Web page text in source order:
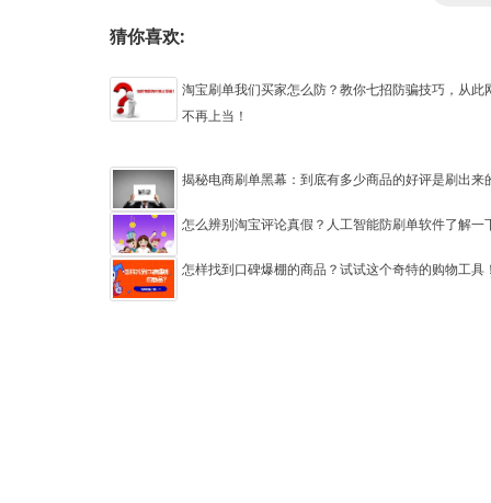
猜你喜欢:
淘宝刷单我们买家怎么防？教你七招防骗技巧，从此
不再上当！
揭秘电商刷单黑幕：到底有多少商品的好评是刷出来
怎么辨别淘宝评论真假？人工智能防刷单软件了解一
怎样找到口碑爆棚的商品？试试这个奇特的购物工具